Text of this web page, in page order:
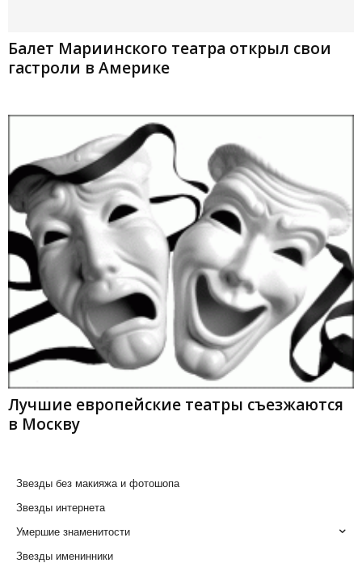
Балет Мариинского театра открыл свои
гастроли в Америке
Лучшие европейские театры съезжаются
в Москву
Звезды без макияжа и фотошопа
Звезды интернета
Умершие знаменитости
Звезды именинники